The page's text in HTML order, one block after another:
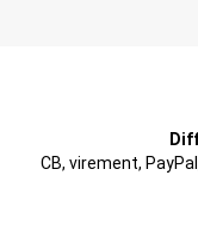
CB, virement,